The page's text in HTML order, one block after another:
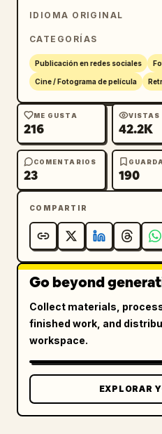
IDIOMA ORIGINAL
CATEGORÍAS
Publicación en redes sociales
Cine / Fotograma de película
ME GUSTA
216
VISTAS
42.2K
COMENTARIOS
23 190
COMPARTIR
Go beyond
Collect materials,
finished work, and
workspace.
EXPLORAR